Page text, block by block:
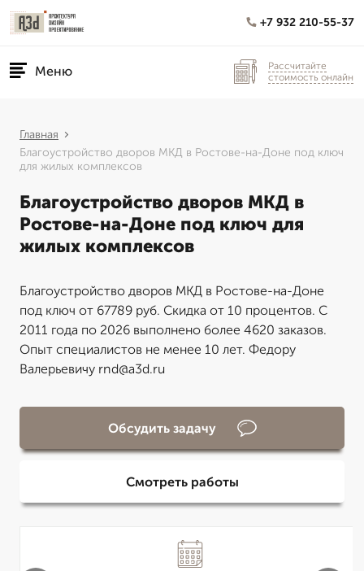
+7 932 210-55-37
Меню
Рассчитайте
стоимость онлайн
Главная
Благоустройство дворов МКД в Ростове-на-Доне под ключ
для жилых комплексов
Благоустройство дворов МКД в
Ростове-на-Доне под ключ для
жилых комплексов
Благоустройство дворов МКД в Ростове-на-Доне
под ключ от 67789 руб. Скидка от 10 процентов. С
2011 года по 2026 выполнено более 4620 заказов.
Опыт специалистов не менее 10 лет. Федору
Валерьевичу rnd@a3d.ru
Обсудить задачу
Смотреть работы